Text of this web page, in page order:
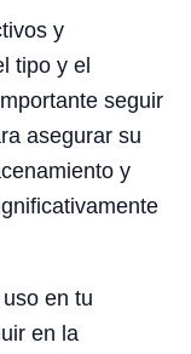
y
tipo y el
seguir
asegurar su
y
en tu
en la